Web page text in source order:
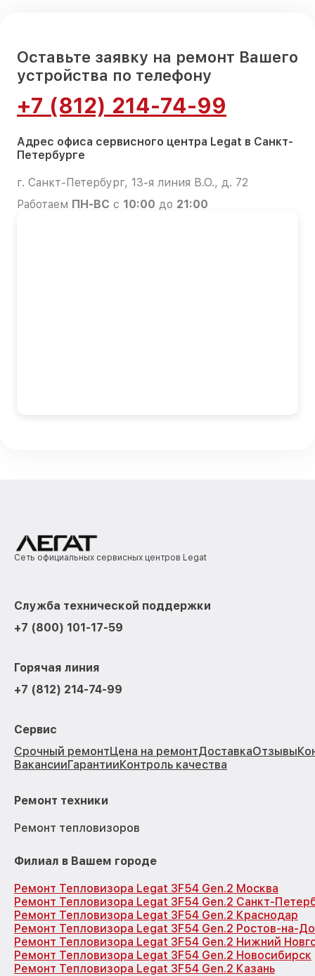
Оставьте заявку на ремонт Вашего
устройства по телефону
+7 (812) 214-74-99
Адрес офиса сервисного центра Legat в Санкт-
Петербурге
г. Санкт-Петербург, 13-я линия В.О., д. 72
Работаем ПН-ВС с 10:00 до 21:00
Сеть официальных сервисных центров Legat
Служба технической поддержки
+7 (800) 101-17-59
Горячая линия
+7 (812) 214-74-99
Сервис
Срочный ремонтЦена на ремонтДоставкаОтзывы
ВакансииГарантииКонтроль качества
Ремонт техники
Ремонт тепловизоров
Филиал в Вашем городе
Ремонт Тепловизора Legat 3F54 Gen.2 Москва
Ремонт Тепловизора Legat 3F54 Gen.2 Санкт-
Ремонт Тепловизора Legat 3F54 Gen.2 Краснодар
Ремонт Тепловизора Legat 3F54 Gen.2 Ростов-на-
Ремонт Тепловизора Legat 3F54 Gen.2 Нижний
Ремонт Тепловизора Legat 3F54 Gen.2 Новосибирск
Ремонт Тепловизора Legat 3F54 Gen.2 Казань